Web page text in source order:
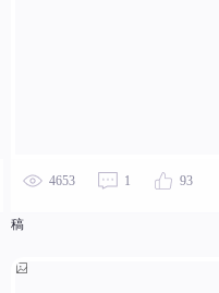
4653 1 93
稿